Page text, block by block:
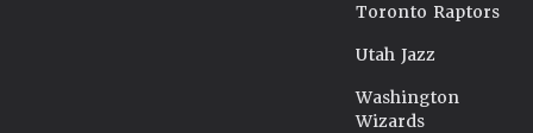
Toronto Raptors
Utah Jazz
Washington
Wizards